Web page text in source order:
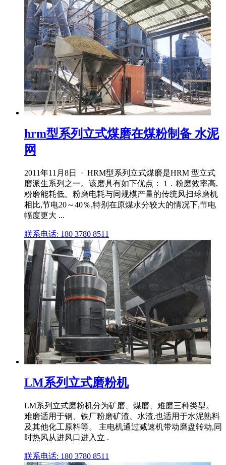
hrm型系列立式煤磨在煤粉制备 水泥
网
2011年11月8日 · HRM型系列立式煤磨是HRM 型立式
磨派生系列之一。该磨具有如下优点： 1．粉磨效率高,
粉磨能耗低。粉磨电耗与同规模产量的传统风扫球磨机
相比,节电20～40％,特别在原煤水分较大的情况下,节电
幅度更大 ...
联系电话: 180 3780 8511
LM系列立式磨粉机
LM系列立式磨粉机分为矿磨、煤磨、难磨三种类型。
难磨适用于钢、铁厂粉磨矿渣、水渣,也适用于水泥熟料
及其他化工原料等。 主电机通过减速机带动磨盘转动,同
时热风从进风口进入立 .
联系电话: 180 3780 8511